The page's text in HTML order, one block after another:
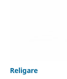
Religare